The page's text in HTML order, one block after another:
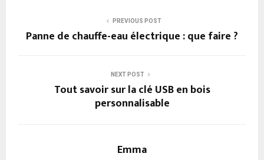
PREVIOUS POST
Panne de chauffe-eau électrique : que faire ?
NEXT POST
Tout savoir sur la clé USB en bois
personnalisable
Emma